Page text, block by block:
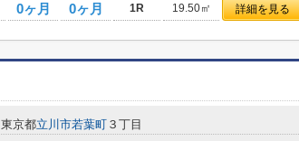
0ヶ月 0ヶ月 1R 19.50㎡ 詳細を見る
東京都立川市若葉町 ３丁目